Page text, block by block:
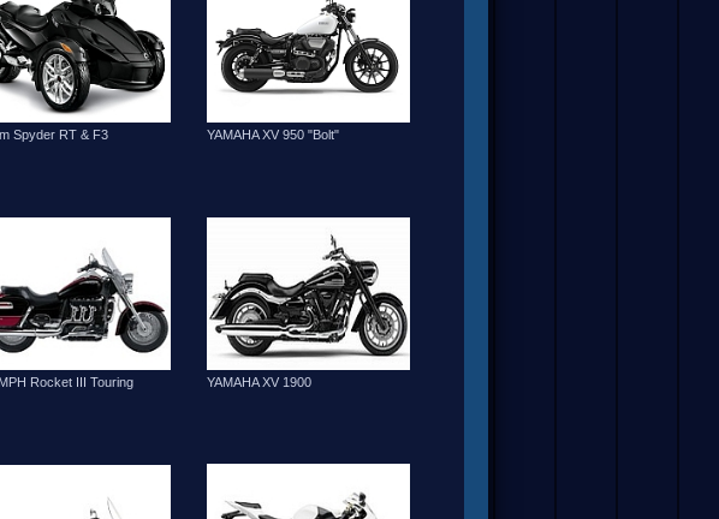
Spyder RT & F3
Rocket III Touring
YAMAHA XV 950 "Bolt"
YAMAHA XV 1900